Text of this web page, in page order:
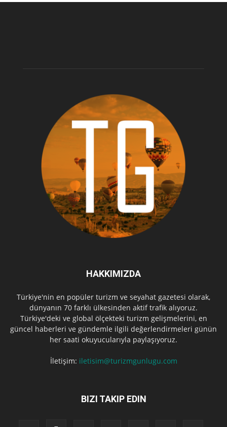
HAKKIMIZDA
Türkiye'nin en popüler turizm ve seyahat gazetesi olarak,
dünyanın 70 farklı ülkesinden aktif trafik alıyoruz.
Türkiye'deki ve global ölçekteki turizm gelişmelerini, en
güncel haberleri ve gündemle ilgili değerlendirmeleri günün
her saati okuyucularıyla paylaşıyoruz.
İletişim: iletisim@turizmgunlugu.com
BIZI TAKIP EDIN